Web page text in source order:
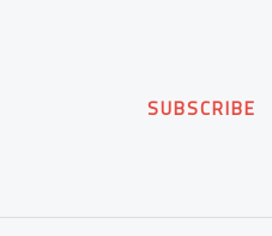
SUBSCRIBE